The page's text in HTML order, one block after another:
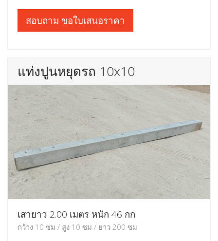
สอบถาม ขอใบเสนอราคา
แท่งปูนหยุดรถ 10x10
เสายาว 2.00 เมตร หนัก 46 กก
กว้าง 10 ซม / สูง 10 ซม / ยาว 200 ซม